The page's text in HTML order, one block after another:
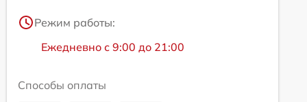
Режим работы:
Ежедневно с 9:00 до 21:00
Способы оплаты